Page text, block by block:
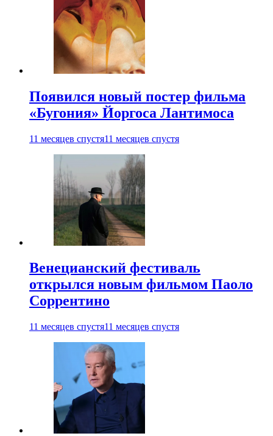
Появился новый постер фильма
«Бугония» Йоргоса Лантимоса
11 месяцев спустя11 месяцев спустя
Венецианский фестиваль
открылся новым фильмом Паоло
Соррентино
11 месяцев спустя11 месяцев спустя